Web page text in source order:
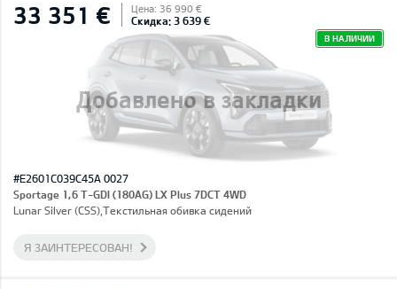
Добавлено в закладки
33 351 € Цена: 36 990 €
Скидка: 3 639 €
В НАЛИЧИИ
#E2601C039C45A 0027
Sportage 1,6 T-GDI (180AG) LX Plus 7DCT 4WD
Lunar Silver (CSS),Текстильная обивка сидений
Я ЗАИНТЕРЕСОВАН!